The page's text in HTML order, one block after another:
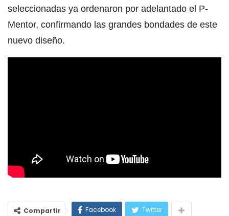
seleccionadas ya ordenaron por adelantado el P-
Mentor, confirmando las grandes bondades de este
nuevo diseño.
Compartir Facebook Twitter